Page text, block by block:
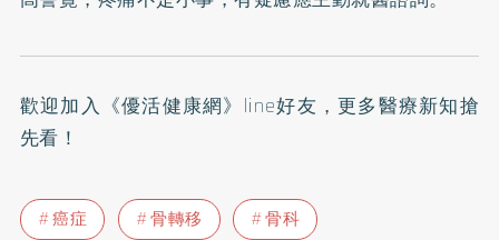
歡迎加入 《優活健康網》line好友 ，更多醫療新知搶
先看！
癌症 骨轉移
骨科